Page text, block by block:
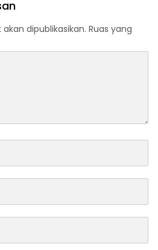
dipublikasikan. Ruas yang